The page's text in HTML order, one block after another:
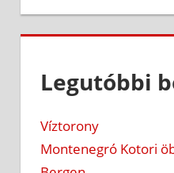
Legutóbbi
Víztorony
Montenegró Kotori